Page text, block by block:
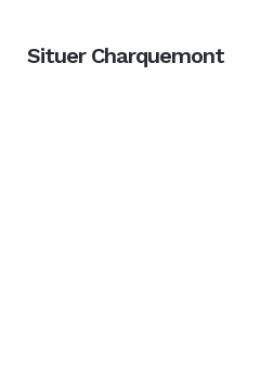
Situer Charquemont